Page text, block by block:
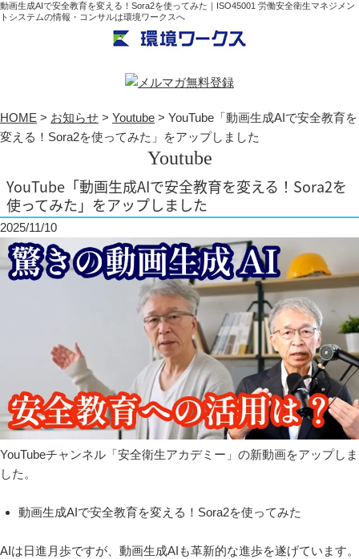
動画生成AIで安全教育を変える！Sora2を使ってみた｜ISO45001 労働安全衛生マネジメン
トシステムの情報・コンサルは環境ワークスへ
HOME > お知らせ > Youtube > YouTube「動画生成AIで安全教育を
変える！Sora2を使ってみた」をアップしました
Youtube
YouTube「動画生成AIで安全教育を変える！Sora2を
使ってみた」をアップしました
2025/11/10
YouTubeチャンネル「安全衛生アカデミー」の新動画をアップしま
した。
動画生成AIで安全教育を変える！Sora2を使ってみた
AIは日進月歩ですが、動画生成AIも革新的な進歩を遂げています。